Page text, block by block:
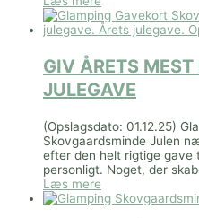
GIV ÅRETS MEST
JULEGAVE
(Opslagsdato: 01.12.25)
Skovgaardsminde Julen
efter den helt rigtige gave
personligt. Noget, der
Læs mere